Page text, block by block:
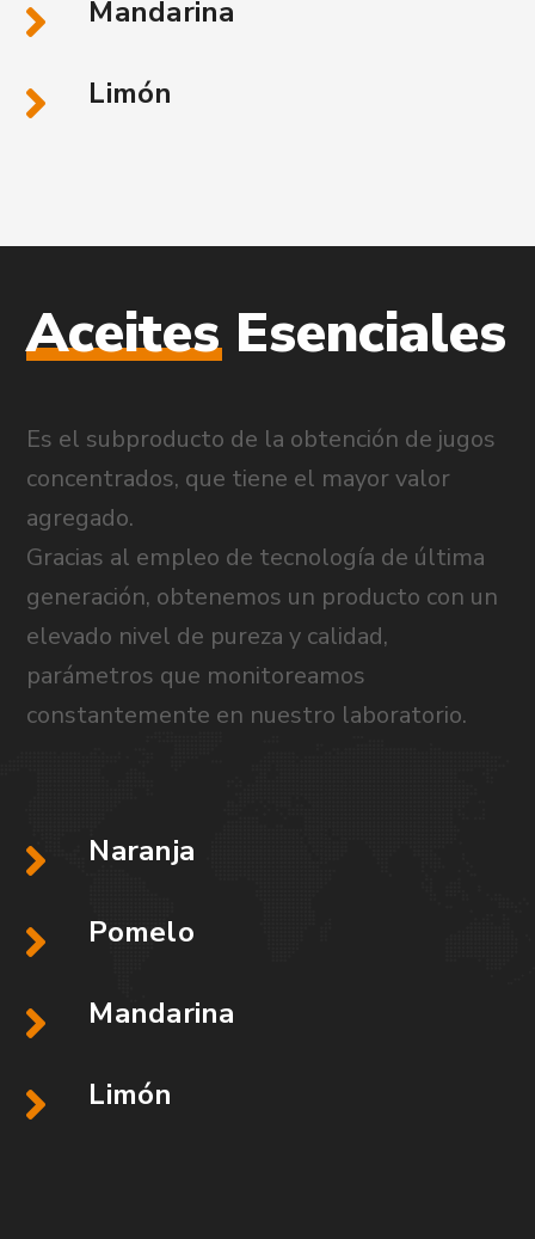
Mandarina
Limón
Aceites Esenciales
Es el subproducto de la obtención de jugos
concentrados, que tiene el mayor valor
agregado.
Gracias al empleo de tecnología de última
generación, obtenemos un producto con un
elevado nivel de pureza y calidad,
parámetros que monitoreamos
constantemente en nuestro laboratorio.
Naranja
Pomelo
Mandarina
Limón